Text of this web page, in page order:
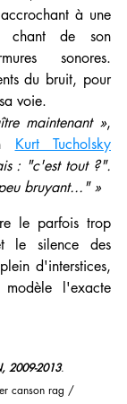
à une
chant de son
du bruit, pour
voie.
maintenant »,
Kurt Tucholsky
: "c'est tout ?".
bruyant..." »
le parfois trop
le silence des
d'interstices,
2009-2013.
canson rag /